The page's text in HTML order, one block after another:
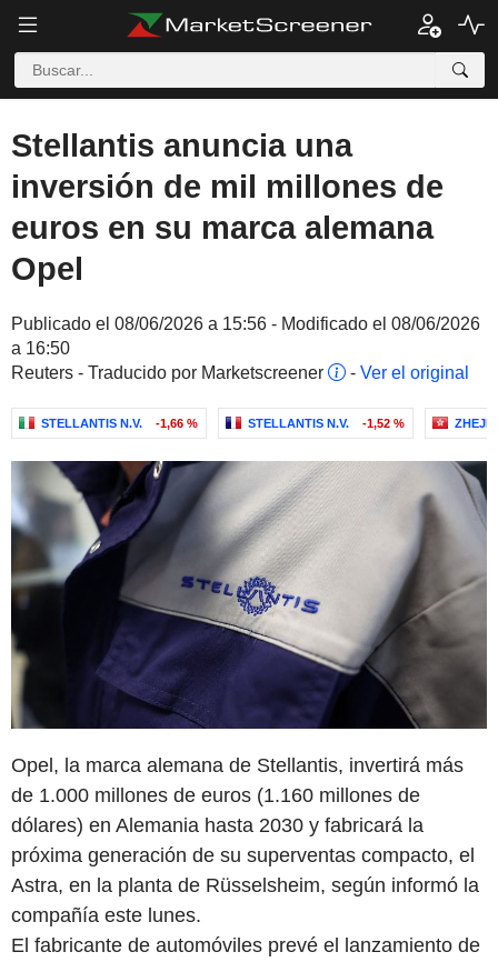
Stellantis anuncia una
inversión de mil millones de
euros en su marca alemana
Opel
Publicado el 08/06/2026 a 15:56 - Modificado el 08/06/2026
a 16:50
Reuters - Traducido por Marketscreener
- Ver el original
STELLANTIS N.V. -1,66 % STELLANTIS N.V. -1,52 %
Opel, la marca alemana de Stellantis, invertirá más
de 1.000 millones de euros (1.160 millones de
dólares) en Alemania hasta 2030 y fabricará la
próxima generación de su superventas compacto, el
Astra, en la planta de Rüsselsheim, según informó la
compañía este lunes.
El fabricante de automóviles prevé el lanzamiento de